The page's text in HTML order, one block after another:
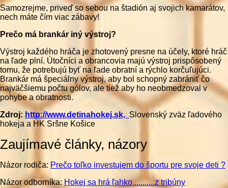
Samozrejme, priveď so sebou na štadión aj svojich kamarátov,
nech máte čím viac zábavy!
Prečo má brankár iný výstroj?
Výstroj každého hráča je zhotovený presne na účely, ktoré hráč
na ľade plní. Útočníci a obrancovia majú výstroj prispôsobený
tomu, že potrebujú byť na ľade obratní a rýchlo korčuľujúci.
Brankár má špeciálny výstroj, aby bol schopný zabrániť čo
najväčšiemu počtu gólov, ale tiež aby ho neobmedzoval v
pohybe a obratnosti.
Zdroj: http://www.detinahokej.sk, Slovenský zväz ľadového
hokeja a HK Sršne Košice
Zaujímavé články, názory
Názor rodiča: Prečo toľko investujem do športu pre svoje deti ?
Názor odborníka:Hokej sa hrá ľahko...........z tribúny